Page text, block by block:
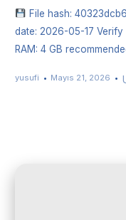
File hash:
date: 2026-05-17 Verify
RAM: 4 GB
yusufi Mayıs 21, 2026